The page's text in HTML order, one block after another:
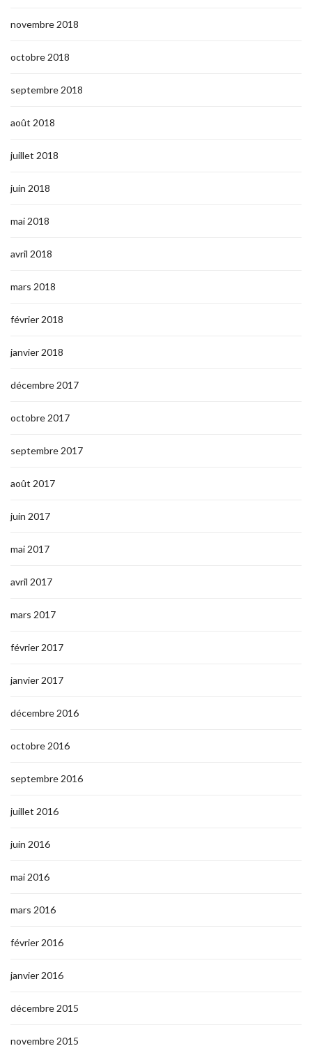
novembre 2018
octobre 2018
septembre 2018
août 2018
juillet 2018
juin 2018
mai 2018
avril 2018
mars 2018
février 2018
janvier 2018
décembre 2017
octobre 2017
septembre 2017
août 2017
juin 2017
mai 2017
avril 2017
mars 2017
février 2017
janvier 2017
décembre 2016
octobre 2016
septembre 2016
juillet 2016
juin 2016
mai 2016
mars 2016
février 2016
janvier 2016
décembre 2015
novembre 2015